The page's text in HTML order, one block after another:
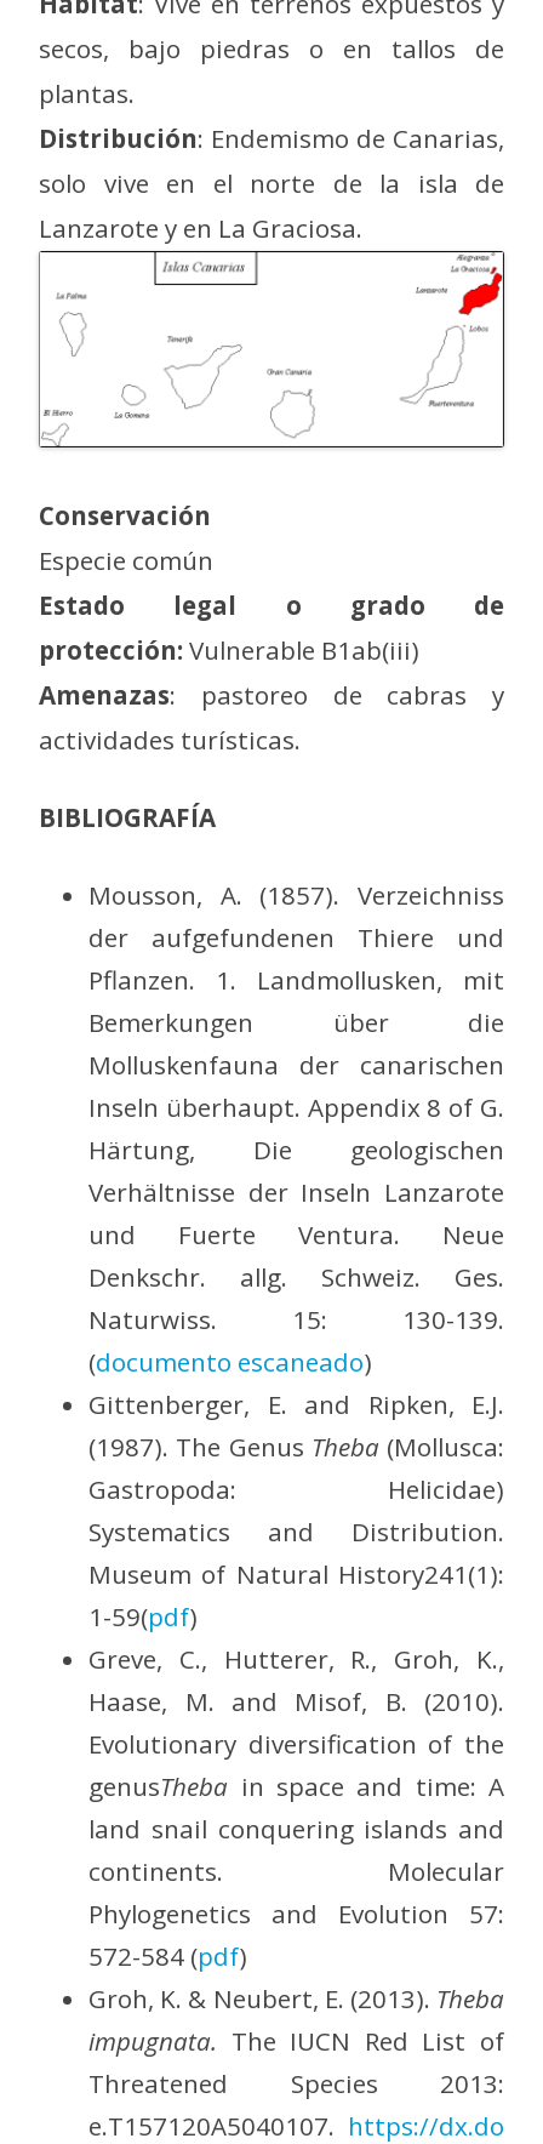
secos, bajo piedras o en tallos de
plantas.
Distribución: Endemismo de Canarias,
solo vive en el norte de la isla de
Lanzarote y en La Graciosa.
Conservación
Especie común
Estado legal o grado de
protección: Vulnerable B1ab(iii)
Amenazas: pastoreo de cabras y
actividades turísticas.
BIBLIOGRAFÍA
Mousson, A. (1857). Verzeichniss
der aufgefundenen Thiere und
Pflanzen. 1. Landmollusken, mit
Bemerkungen über die
Molluskenfauna der canarischen
Inseln überhaupt. Appendix 8 of G.
Härtung, Die geologischen
Verhältnisse der Inseln Lanzarote
und Fuerte Ventura. Neue
Denkschr. allg. Schweiz. Ges.
Naturwiss. 15: 130-139.
(documento escaneado)
Gittenberger, E. and Ripken, E.J.
(1987). The Genus Theba (Mollusca:
Gastropoda: Helicidae)
Systematics and Distribution.
Museum of Natural History241(1):
1-59(pdf)
Greve, C., Hutterer, R., Groh, K.,
Haase, M. and Misof, B. (2010).
Evolutionary diversification of the
genusTheba in space and time: A
land snail conquering islands and
continents. Molecular
Phylogenetics and Evolution 57:
572-584 (pdf)
Groh, K. & Neubert, E. (2013). Theba
impugnata. The IUCN Red List of
Threatened Species 2013:
e.T157120A5040107. https://dx.do